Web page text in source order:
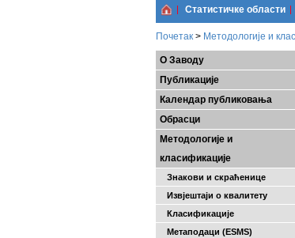
Статистичке области
Почетак > Методологије и
О Заводу
Публикације
Календар публиковања
Обрасци
Методологије и
класификације
Знакови и скраћенице
Извјештаји о квалитету
Класификације
Метаподаци (ESMS)